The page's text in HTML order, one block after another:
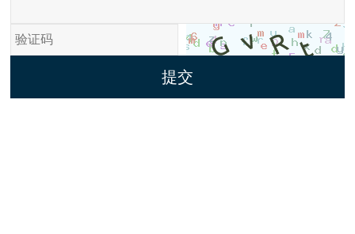
提交